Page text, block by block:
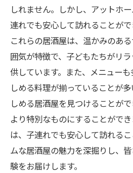
しれません。しかし、アットホ
連れでも安心して訪れることがで
これらの居酒屋は、温かみのあ
囲気が特徴で、子どもたちがリ
供しています。また、メニュー
しめる料理が揃っていることが
しめる居酒屋を見つけることが
より特別なものにすることがで
は、子連れでも安心して訪れる
ムな居酒屋の魅力を深掘りし、
験をお届けします。